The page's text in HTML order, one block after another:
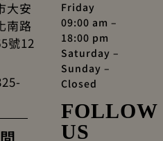
大安
南路
號12
Friday
09:00 am –
18:00 pm
Saturday –
Sunday –
Closed
FOLLOW
US